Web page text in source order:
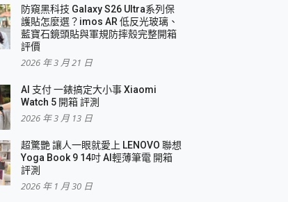
機 vivo V30 Pro
防窺黑科技 Galaxy S26 Ultra系列保
護貼怎麼選？imos AR 低反光玻璃、
藍寶石鏡頭貼與軍規防摔殼完整開箱
評價
2026 年 3 月 21 日
AI 支付 一錶搞定大小事 Xiaomi
Watch 5 開箱 評測
2026 年 3 月 13 日
超驚艷 讓人一眼就愛上 LENOVO 聯想
Yoga Book 9 14吋 AI輕薄筆電 開箱
評測
2026 年 1 月 30 日